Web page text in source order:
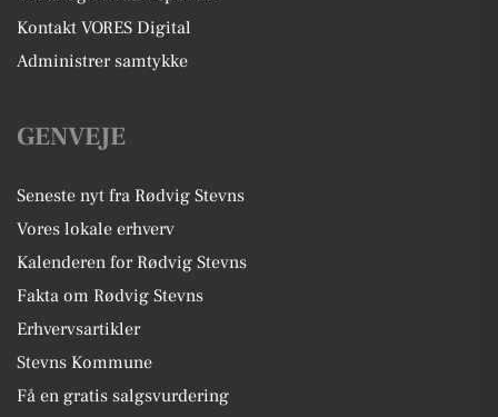
Kontakt VORES Digital
Administrer samtykke
GENVEJE
Seneste nyt fra Rødvig Stevns
Vores lokale erhverv
Kalenderen for Rødvig Stevns
Fakta om Rødvig Stevns
Erhvervsartikler
Stevns Kommune
Få en gratis salgsvurdering